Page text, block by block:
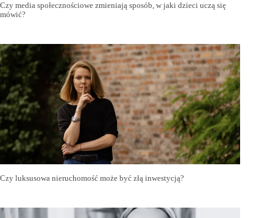
Czy media społecznościowe zmieniają sposób, w jaki dzieci uczą się
mówić?
Czy luksusowa nieruchomość może być złą inwestycją?